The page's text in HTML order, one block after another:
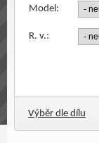
Model:
R. v.:
Výběr dle dílu